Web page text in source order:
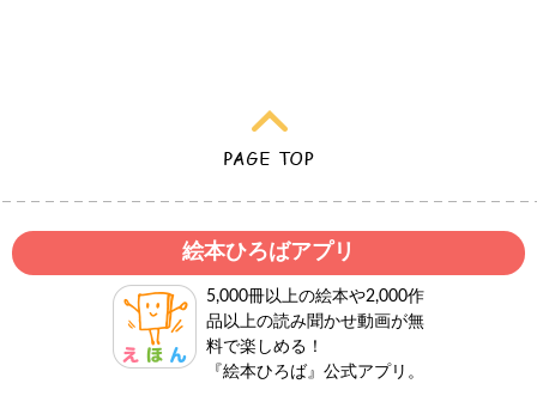
絵本ひろばアプリ
5,000冊以上の絵本や2,000作
品以上の読み聞かせ動画が無
料で楽しめる！
『絵本ひろば』公式アプリ。